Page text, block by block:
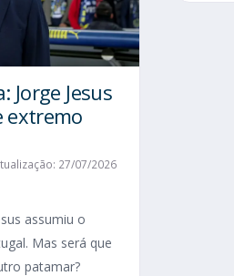
Jorge Jesus
extremo
27/07/2026
assumiu o
Mas será que
patamar?